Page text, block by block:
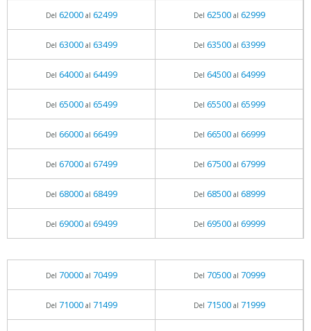
Del 62000al 62499 Del 62500al 62999
Del 63000al 63499 Del 63500al 63999
Del 64000al 64499 Del 64500al 64999
Del 65000al 65499 Del 65500al 65999
Del 66000al 66499 Del 66500al 66999
Del 67000al 67499 Del 67500al 67999
Del 68000al 68499 Del 68500al 68999
Del 69000al 69499 Del 69500al 69999
Del 70000al 70499 Del 70500al 70999
Del 71000al 71499 Del 71500al 71999